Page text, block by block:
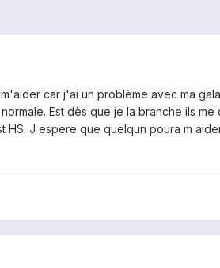
car j'ai un problème avec ma
Est dès que je la branche ils
J espere que quelqun poura m